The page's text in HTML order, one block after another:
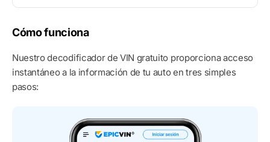
Cómo funciona
Nuestro decodificador de VIN gratuito proporciona acceso
instantáneo a la información de tu auto en tres simples
pasos: